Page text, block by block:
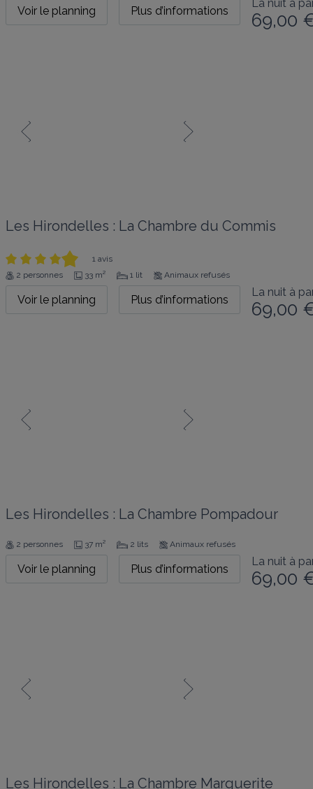
Voir le planning Plus d’informations
La nuit à
69,00
Les Hirondelles : La Chambre du Commis
1 avis
2 personnes
33 m² 1 lit Animaux refusés
Voir le planning Plus d’informations
La nuit à
69,00
Les Hirondelles : La Chambre Pompadour
2 personnes 37 m² 2 lits Animaux refusés
Voir le planning Plus d’informations
La nuit à
69,00
Les Hirondelles : La Chambre Marguerite